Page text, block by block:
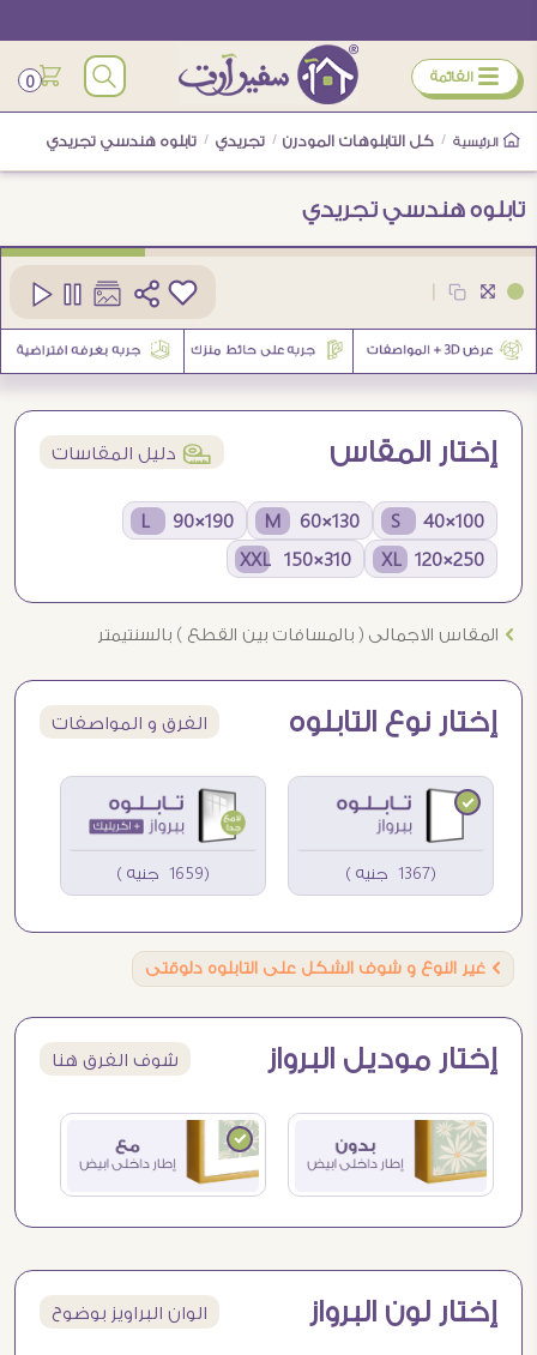
ÿ القائمة 0
الرئيسية / كل التابلوهات المودرن / تجريدي / تابلوه هندسي تجريدي
تابلوه هندسي تجريدي
إختار المقاس í دليل المقاسات
100×40 S
130×60 M
190×90 L
250×120 XL
310×150 XXL
Ö المقاس الاجمالى ( بالمسافات بين القطع ) بالسنتيمتر
إختار نوع التابلوه الفرق و المواصفات
(1367 جنيه ) (1659 جنيه )
Ö غير النوع و شوف الشكل على التابلوه دلوقتى
إختار موديل البرواز شوف الفرق هنا
إختار لون البرواز الوان البراويز بوضوح